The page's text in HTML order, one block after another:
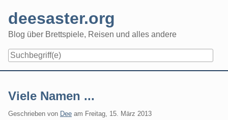
content
deesaster.org
Blog über Brettspiele, Reisen und alles andere
Viele Namen ...
Geschrieben von Dee am Freitag, 15. März 2013